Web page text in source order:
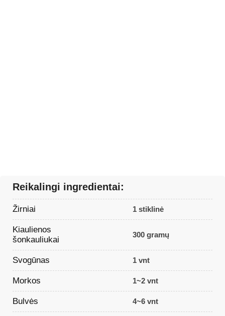
Reikalingi ingredientai:
Žirniai 1 stiklinė
Kiaulienos
šonkauliukai
300 gramų
Svogūnas 1 vnt
Morkos 1~2 vnt
Bulvės 4~6 vnt